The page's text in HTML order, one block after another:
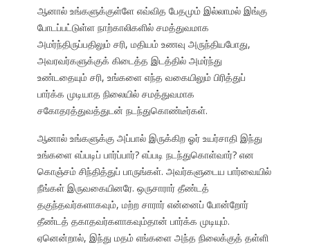
ஆனால் உங்களுக்குள்ளே எவ்வித பேதமும் இல்லாமல் இங்கு
போடப்பட்டுள்ள நாற்காலிகளில் சமத்துவமாக
அமர்ந்திருப்பதிலும் சரி, மதியம் உணவு அருந்தியபோது,
அவரவர்களுக்குக் கிடைத்த இடத்தில் அமர்ந்து
உண்டதையும் சரி, உங்களை எந்த வகையிலும் பிரித்துப்
பார்க்க முடியாத நிலையில் சமத்துவமாக
சகோதரத்துவத்துடன் நடந்துகொண்டீர்கள்.
ஆனால் உங்களுக்கு அப்பால் இருக்கிற ஓர் உயர்சாதி இந்து
உங்களை எப்படிப் பார்ப்பார்? எப்படி நடந்துகொள்வார்? என
கொஞ்சம் சிந்தித்துப் பாருங்கள். அவர்களுடைய பார்வையில்
நீங்கள் இருவகையினரே. ஒருசாரார் தீண்டத்
தகுந்தவர்களாகவும், மற்ற சாரார் என்னைப் போன்றோர்
தீண்டத் தகாதவர்களாகவும்தான் பார்க்க முடியும்.
ஏனென்றால், இந்து மதம் எங்களை அந்த நிலைக்குத் தள்ளி